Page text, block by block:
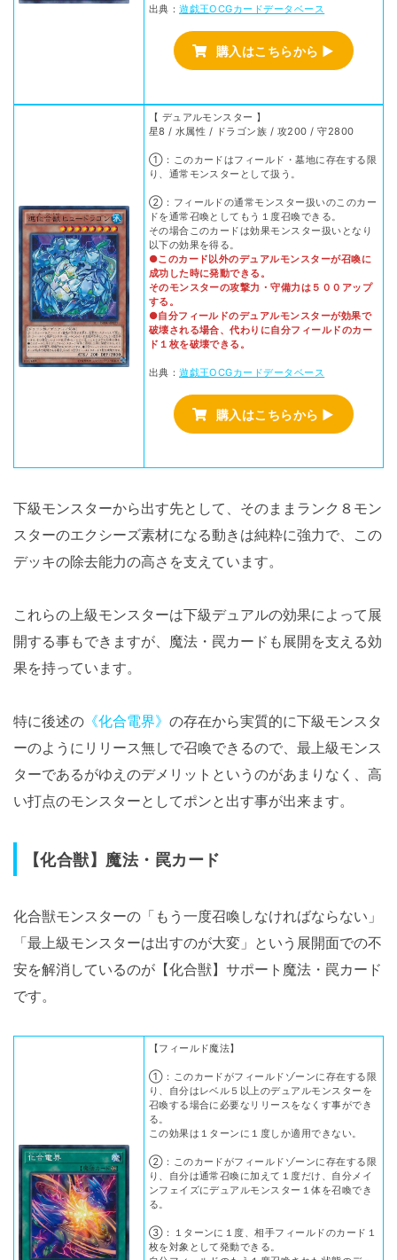
出典：遊戯王OCGカードデータベース
購入はこちらから ▶
【 デュアルモンスター 】
星8 / 水属性 / ドラゴン族 / 攻200 / 守2800
①：このカードはフィールド・墓地に存在する限
り、通常モンスターとして扱う。
②：フィールドの通常モンスター扱いのこのカー
ドを通常召喚としてもう１度召喚できる。
その場合このカードは効果モンスター扱いとなり
以下の効果を得る。
●このカード以外のデュアルモンスターが召喚に
成功した時に発動できる。
そのモンスターの攻撃力・守備力は５００アップ
する。
●自分フィールドのデュアルモンスターが効果で
破壊される場合、代わりに自分フィールドのカー
ド１枚を破壊できる。
出典：遊戯王OCGカードデータベース
購入はこちらから ▶
下級モンスターから出す先として、そのままランク８モン
スターのエクシーズ素材になる動きは純粋に強力で、この
デッキの除去能力の高さを支えています。
これらの上級モンスターは下級デュアルの効果によって展
開する事もできますが、魔法・罠カードも展開を支える効
果を持っています。
特に後述の 《化合電界》 の存在から実質的に下級モンスタ
ーのようにリリース無しで召喚できるので、最上級モンス
ターであるがゆえのデメリットというのがあまりなく、高
い打点のモンスターとしてポンと出す事が出来ます。
【化合獣】魔法・罠カード
化合獣モンスターの「もう一度召喚しなければならない」
「最上級モンスターは出すのが大変」という展開面での不
安を解消しているのが【化合獣】サポート魔法・罠カード
です。
【フィールド魔法】
①：このカードがフィールドゾーンに存在する限
り、自分はレベル５以上のデュアルモンスターを
召喚する場合に必要なリリースをなくす事ができ
る。
この効果は１ターンに１度しか適用できない。
②：このカードがフィールドゾーンに存在する限
り、自分は通常召喚に加えて１度だけ、自分メイ
ンフェイズにデュアルモンスター１体を召喚でき
る。
③：１ターンに１度、相手フィールドのカード１
枚を対象として発動できる。